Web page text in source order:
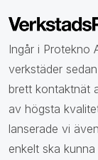
Ingår i Protekno
verkstäder
brett kontaktnät
av högsta
lanserade vi
enkelt ska